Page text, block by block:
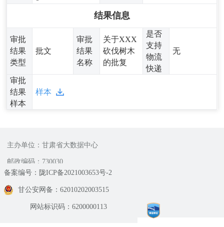
结果信息
审批
结果
类型
批文
审批
结果
名称
关于XXX
砍伐树木
的批复
是否
支持
物流
快递
无
审批
结果
样本
样本
主办单位：甘肃省大数据中心
邮政编码：730030
备案编号：陇ICP备2021003653号-2
甘公安网备：62010202003515
网站标识码：6200000113